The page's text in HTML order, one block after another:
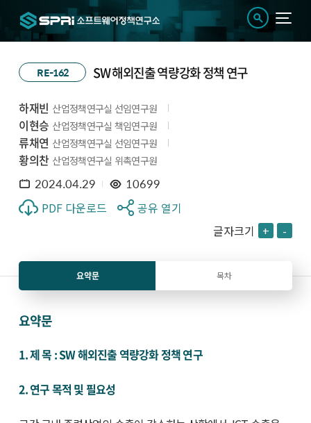
RE-162 SW 해외진출 역량강화 정책 연구
하재빈 산업정책연구실 선임연구원
이현승 산업정책연구실 책임연구원
류채연 산업정책연구실 선임연구원
황의찬 산업정책연구실 위촉연구원
2024.04.29 10699
PDF 다운로드
공유 열기
글자크기 + -
요약문 목차
요약문
1. 제 목 : SW 해외진출 역량강화 정책 연구
2. 연구 목적 및 필요성